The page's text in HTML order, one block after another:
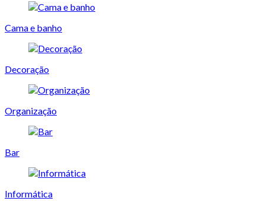
Cama e banho
Decoração
Organização
Bar
Informática